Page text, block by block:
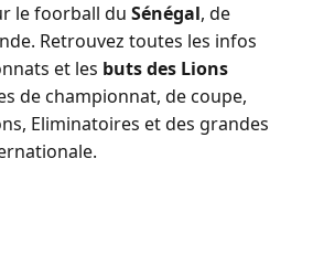
le foorball du Sénégal, de
Retrouvez toutes les infos
et les buts des Lions
de championnat, de coupe,
Eliminatoires et des grandes